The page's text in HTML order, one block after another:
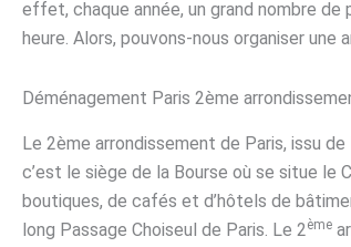
effet, chaque année, un grand nombre de
heure. Alors, pouvons-nous organiser
Déménagement Paris 2ème
Le 2ème arrondissement de Paris, issu
c’est le siège de la Bourse où se situe le
boutiques, de cafés et d’hôtels de
long Passage Choiseul de Paris. Le 2ème